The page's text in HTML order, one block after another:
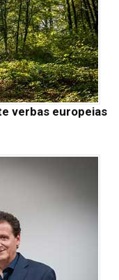
verbas europeias